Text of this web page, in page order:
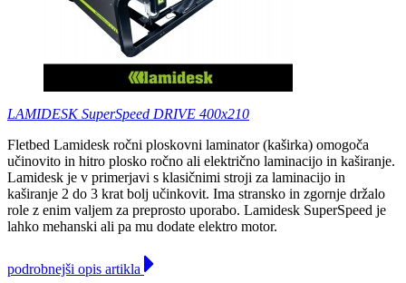
LAMIDESK SuperSpeed DRIVE 400x210
Fletbed Lamidesk ročni ploskovni laminator (kaširka) omogoča
učinovito in hitro plosko ročno ali električno laminacijo in kaširanje.
Lamidesk je v primerjavi s klasičnimi stroji za laminacijo in
kaširanje 2 do 3 krat bolj učinkovit. Ima stransko in zgornje držalo
role z enim valjem za preprosto uporabo. Lamidesk SuperSpeed je
lahko mehanski ali pa mu dodate elektro motor.
podrobnejši opis artikla